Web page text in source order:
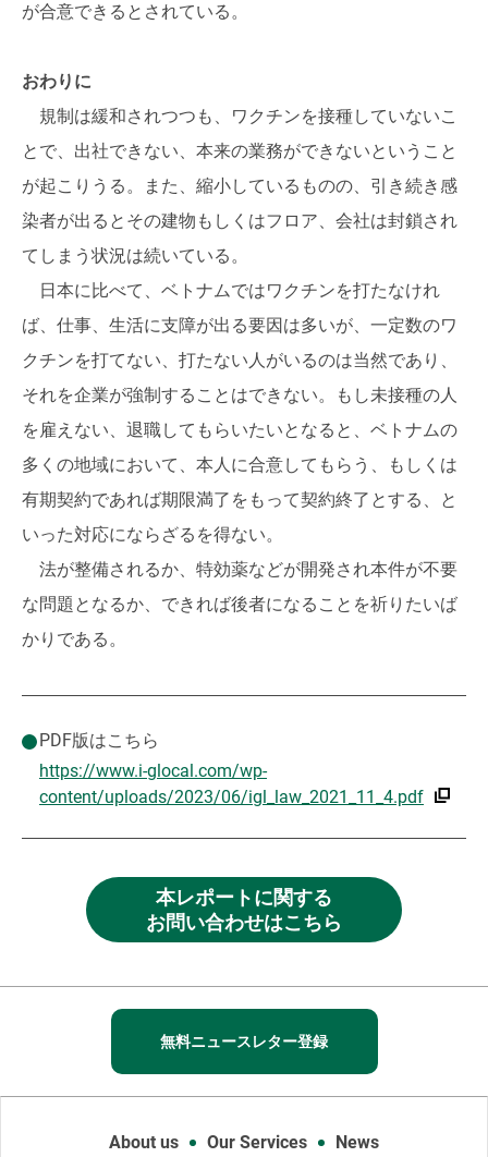
が合意できるとされている。
おわりに
規制は緩和されつつも、ワクチンを接種していないこ
とで、出社できない、本来の業務ができないということ
が起こりうる。また、縮小しているものの、引き続き感
染者が出るとその建物もしくはフロア、会社は封鎖され
てしまう状況は続いている。
日本に比べて、ベトナムではワクチンを打たなけれ
ば、仕事、生活に支障が出る要因は多いが、一定数のワ
クチンを打てない、打たない人がいるのは当然であり、
それを企業が強制することはできない。もし未接種の人
を雇えない、退職してもらいたいとなると、ベトナムの
多くの地域において、本人に合意してもらう、もしくは
有期契約であれば期限満了をもって契約終了とする、と
いった対応にならざるを得ない。
法が整備されるか、特効薬などが開発され本件が不要
な問題となるか、できれば後者になることを祈りたいば
かりである。
PDF版はこちら
https://www.i-glocal.com/wp-
content/uploads/2023/06/igl_law_2021_11_4.pdf
本レポートに関する
お問い合わせはこちら
無料ニュースレター登録
About us Our Services News